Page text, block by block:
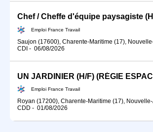
Chef / Cheffe d'équipe paysagiste
Emploi France Travail
Saujon (17600), Charente-Maritime (17),
CDI - 06/08/2026
Emploi France Travail
Royan (17200), Charente-Maritime (17),
CDD - 01/08/2026